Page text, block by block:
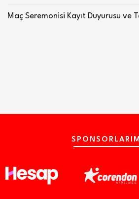
Maç Seremonisi Kayıt Duyurusu ve